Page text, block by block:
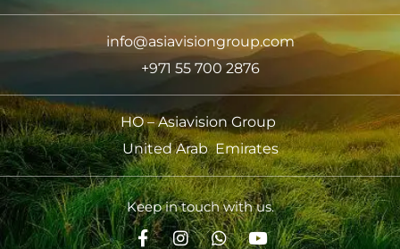
info@asiavisiongroup.com
+971 55 700 2876
HO – Asiavision Group
United Arab Emirates
Keep in touch with us.